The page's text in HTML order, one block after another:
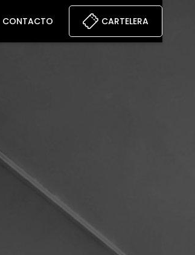
CONTACTO CARTELERA